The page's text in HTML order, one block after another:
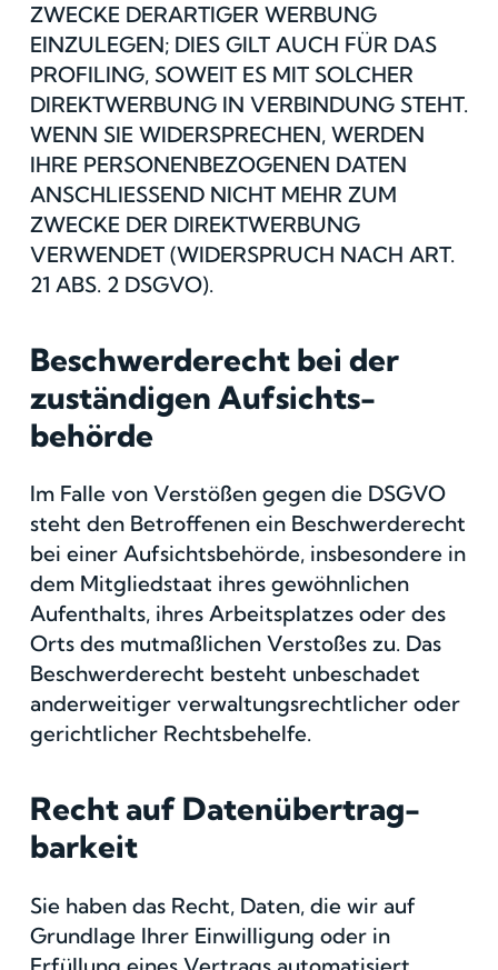
ZWECKE DERARTIGER WERBUNG
EINZULEGEN; DIES GILT AUCH FÜR DAS
PROFILING, SOWEIT ES MIT SOLCHER
DIREKTWERBUNG IN VERBINDUNG STEHT.
WENN SIE WIDERSPRECHEN, WERDEN
IHRE PERSONENBEZOGENEN DATEN
ANSCHLIESSEND NICHT MEHR ZUM
ZWECKE DER DIREKTWERBUNG
VERWENDET (WIDERSPRUCH NACH ART.
21 ABS. 2 DSGVO).
Beschwerde­recht bei der
zuständigen Aufsichts­
behörde
Im Falle von Verstößen gegen die DSGVO
steht den Betroffenen ein Beschwerderecht
bei einer Aufsichtsbehörde, insbesondere in
dem Mitgliedstaat ihres gewöhnlichen
Aufenthalts, ihres Arbeitsplatzes oder des
Orts des mutmaßlichen Verstoßes zu. Das
Beschwerderecht besteht unbeschadet
anderweitiger verwaltungsrechtlicher oder
gerichtlicher Rechtsbehelfe.
Recht auf Daten­übertrag­
barkeit
Sie haben das Recht, Daten, die wir auf
Grundlage Ihrer Einwilligung oder in